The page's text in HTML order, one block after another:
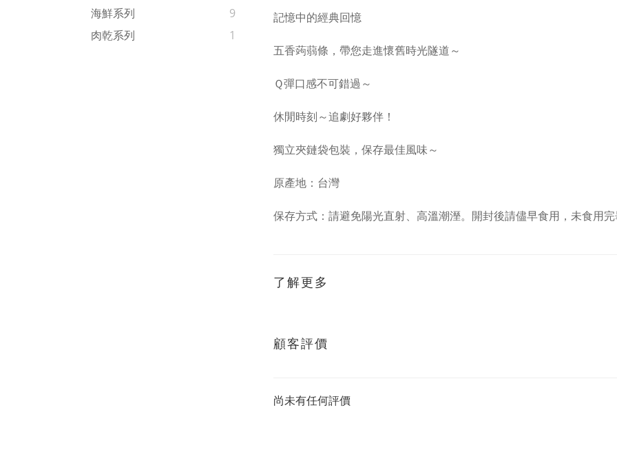
海鮮系列
9
肉乾系列
1
記憶中的經典回憶
五香蒟蒻條，帶您走進懷舊時光隧道～
Ｑ彈口感不可錯過～
休閒時刻～追劇好夥伴！
獨立夾鏈袋包裝，保存最佳風味～
原產地：台灣
保存方式：請避免陽光直射、高溫潮溼。開封後請儘早食用，未食用
了解更多
顧客評價
尚未有任何評價